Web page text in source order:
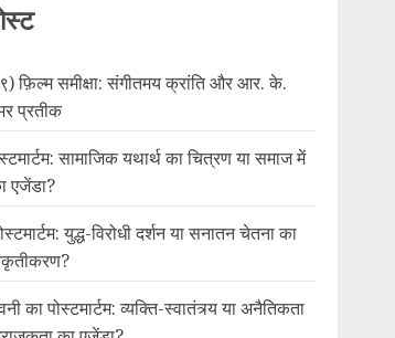
फ़िल्म समीक्षा: संगीतमय क्रांति और आर. के.
प्रतीक
सामाजिक यथार्थ का चित्रण या समाज में
एजेंडा?
युद्ध-विरोधी दर्शन या सनातन चेतना का
का पोस्टमार्टम: व्यक्ति-स्वातंत्र्य या अनैतिकता